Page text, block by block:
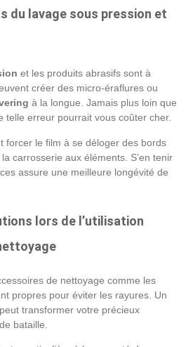
du lavage sous pression et
et les produits abrasifs sont à
créer des micro-éraflures ou
à la longue. Jamais plus loin que
telle erreur pourrait vous coûter cher.
forcer le film à se déloger des bords
carrosserie aux éléments. S’en tenir
assure une meilleure longévité de
lors de l’utilisation
de nettoyage comme les
propres pour éviter les rayures. Un
transformer votre précieux
bataille.